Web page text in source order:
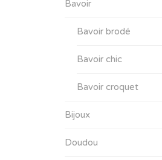
Bavoir
Bavoir brodé
Bavoir chic
Bavoir croquet
Bijoux
Doudou